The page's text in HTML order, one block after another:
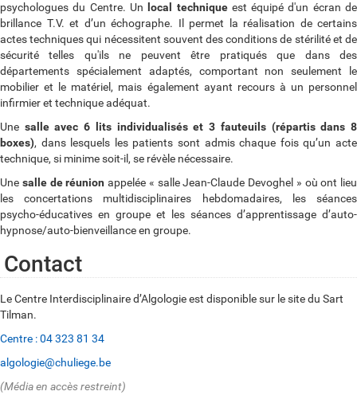
psychologues du Centre. Un
local technique est équipé d'un écran de
brillance T.V. et d’un échographe. Il permet la réalisation de certains
actes techniques qui nécessitent souvent des conditions de stérilité et de
sécurité telles qu'ils ne peuvent être pratiqués que dans des
départements spécialement adaptés, comportant non seulement le
mobilier et le matériel, mais également ayant recours à un personnel
infirmier et technique adéquat.
Une salle avec 6 lits individualisés et 3 fauteuils (répartis dans 8
boxes), dans lesquels les patients sont admis chaque fois qu’un acte
technique, si minime soit-il, se révèle nécessaire.
Une salle de réunion appelée « salle Jean-Claude Devoghel » où ont lieu
les concertations multidisciplinaires hebdomadaires, les séances
psycho-éducatives en groupe et les séances d’apprentissage d’auto-
hypnose/auto-bienveillance en groupe.
Contact
Le Centre Interdisciplinaire d’Algologie est disponible sur le site du Sart
Tilman.
Centre : 04 323 81 34
algologie@chuliege.be
(Média en accès restreint)